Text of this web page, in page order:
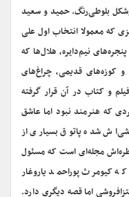
بلوطی‌رنگ. حمید و سعید
میزی که معمولا انتخاب اول علی
نیم‌دایره، هلال‌ها که
کوزه‌های قدیمی، چراغ‌‌های
و کتاب در آن قرار گرفته
که هنرمند نبود اما عاشق
شده پاتوق بسیاری از
مجله‌ای است که مسئول
کیومرث پوراحمد یار‌و‌غار
اما قصه دیگری دارد.